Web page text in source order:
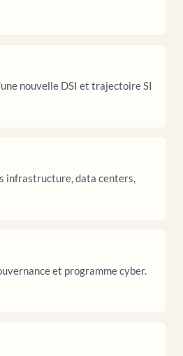
nouvelle DSI et trajectoire SI
infrastructure, data centers,
et programme cyber.